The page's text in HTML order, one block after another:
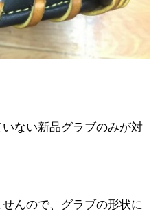
ない新品グラブのみが対
んので、グラブの形状に